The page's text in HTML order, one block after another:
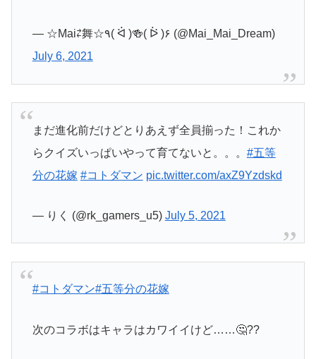
— ☆Mai⇄舞☆٩( ᐛ )🍻( ᐖ )۶ (@Mai_Mai_Dream)
July 6, 2021
まだ進化前だけどとりあえず全員揃った！これか
らクイズいっぱいやって育てないと。。。 #五等
分の花嫁 #コトダマン pic.twitter.com/axZ9Yzdskd
— りく (@rk_gamers_u5) July 5, 2021
#コトダマン#五等分の花嫁
次のコラボはキャラはカワイイけど……🤔??